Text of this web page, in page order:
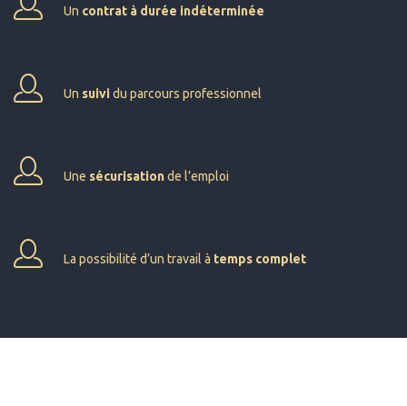
Un contrat à durée indéterminée
Un suividu parcours professionnel
Une sécurisationde l’emploi
La possibilité d’un travail à temps complet